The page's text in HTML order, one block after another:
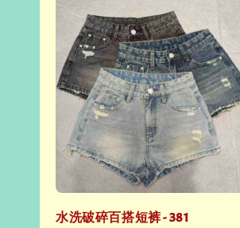
水洗破碎百搭短裤 - 381